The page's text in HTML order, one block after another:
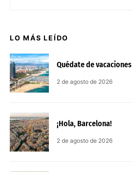
LO MÁS LEÍDO
Quédate de vacaciones
2 de agosto de 2026
¡Hola, Barcelona!
2 de agosto de 2026